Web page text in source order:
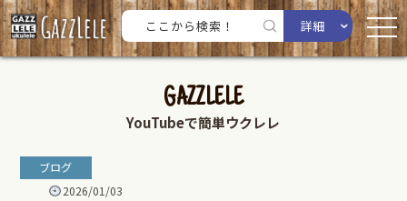
詳細
GAZZLELE
YouTubeで簡単ウクレレ
ブログ
2026/01/03